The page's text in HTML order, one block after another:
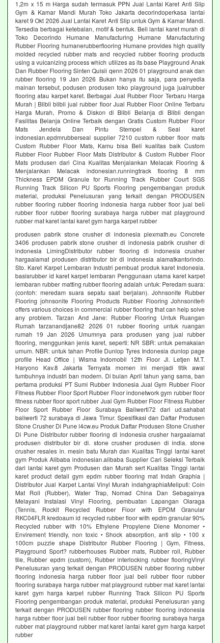
1,2m x 15 m Harga sudah termasuk PPN Jual Lantai Karet Anti Slip
Gym & Kamar Mandi Murah Toko Jakarta decorindoperkasa lantai
karet 9 Okt 2026 Jual Lantai Karet Anti Slip untuk Gym & Kamar Mandi.
Tersedia berbagai ketebalan, motif & bentuk. Beli lantai karet murah di
Toko Decorindo Humane Manufacturing Humane Manufacturing
Rubber Flooring humanerubberflooring Humane provides high quality
molded recycled rubber mats and recycled rubber flooring products
using a vulcanizing process which utilizes as its base Playground Anak
Dan Rubber Flooring Sinten Quisii qenn 2026 01 playground anak dan
rubber flooring 19 Jan 2026 Bukan hanya itu saja, para penyedia
mainan tersebut, podusen produsen toko playground juga jualrubber
flooring atau karpet karet. Berbagai Jual Rubber Floor Terbaru Harga
Murah | Blibli blibli jual rubber floor Jual Rubber Floor Online Terbaru
Harga Murah, Promo & Diskon di Blibli Belanja di Blibli dengan
Fasilitas Belanja Online Terbaik dengan Gratis Custom Rubber Floor
Mats Jendela Dan Pintu Stempel & Seal karet
indonesian.epdmrubberseal supplier 7210 custom rubber floor mats
Custom Rubber Floor Mats, Kamu bisa Beli kualitas baik Custom
Rubber Floor Rubber Floor Mats Distributor & Custom Rubber Floor
Mats produsen dari Cina Kualitas Menjalankan Melacak Flooring &
Menjalankan Melacak indonesian.runningtrack flooring 8 mm
Thickness EPDM Granule for Running Track Rubber Court SGS
Running Track Silicon PU Sports Flooring pengembangan produk
material, produksi Penelusuran yang terkait dengan PRODUSEN
rubber flooring rubber flooring indonesia harga rubber floor jual beli
rubber floor rubber flooring surabaya harga rubber mat playground
rubber mat karet lantai karet gym harga karpet rubber
produsen pabrik stone crusher di indonesia plexmath.eu Concrete
3406 produsen pabrik stone crusher di indonesia pabrik crusher di
indonesia LimingDistributor rubber flooring di indonesia crusher
hargaalamat produsen distributor bir di indonesia alamatkantorindo.
Sto. Karet Karpet Lembaran Industri pembuat produk karet Indonesia.
basisrubber id karet karpet lembaran Penggunaan utama karet karpet
lembaran rubber matting rubber flooring adalah untuk: Peredam suara:
(contoh: meredam suara sepatu saat berjalan). Johnsonite Rubber
Flooring johnsonite Flooring Products Rubber Flooring Johnsonite®
offers various choices in commercial rubber flooring that can help solve
any problem. Tarzan And Jane: Rubber Flooring Untuk Ruangan
Rumah tarzanandjane82 2026 01 rubber flooring untuk ruangan
rumah 19 Jan 2026 Umumnya para produsen yang jual rubber
flooring, menggunkan jenis karet, seperti: NR SBR: untuk pemakaian
umum. NBR: untuk tahan Profile Dunlop Tyres Indonesia dunlop page
profile Head Office | Wisma Indomobil 12th Floor Jl. Letjen M.T.
Haryono Kav.8 Jakarta Ternyata momen ini menjadi titik awal
tumbuhnya industri ban modern. Di bulan April tahun yang sama, ban
pertama produksi PT Sumi Rubber Indonesia Jual Gym Rubber Floor
Fitness Rubber Floor Sport Rubber Floor indonetwork gym rubber floor
fitness rubber floor sport rubber Jual Gym Rubber Floor Fitness Rubber
Floor Sport Rubber Floor Surabaya Baliwerti72 dari ud.sahabat
baliwerti 72 surabaya di Jawa Timur. Spesifikasi dan Daftar Produsen
Stone Crusher Di Pune l4cw.eu Produk Daftar Produsen Stone Crusher
Di Pune Distributor rubber flooring di indonesia crusher hargaalamat
produsen distributor bir di. stone crusher produsen di india. stone
crusher resales in. mesin batu Murah dan Kualitas Tinggi lantai karet
gym Produk Alibaba indonesian.alibaba Supplier Cari Seleksi Terbaik
dari lantai karet gym Produsen dan Murah sert Kualitas Tinggi lantai
karet product detail gym epdm rubber flooring mat Indah Graphia |
Distributor Jual Karpet Lantai Vinyl Murah indahgraphiaMeliputi: Coin
Mat Roll (Rubber), Water Trap, Nomad China Dan Sebagainya
Melayani Instalasi Vinyl Flooring, pembuatan Lapangan Olaraga
(Tennis, Rockit Recycled Rubber Floor with EPDM Granular
RKC04FLR kredoaum id recycled rubber floor with epdm granular 90%
Recycled rubber with 10% Ethylene Propylene Diene Monomer •
Envirement friendly, non toxic • Shock absorption, anti slip • 100 x
100cm puzzle shape Distributor Rubber Flooring | Gym, Fitness,
Playground Sport? rubberhouses Rubber mats, Rubber roll, Rubber
tile, Rubber epdm (custom), Rubber interlocking rubber flooringVinyl
Penelusuran yang terkait dengan PRODUSEN rubber flooring rubber
flooring indonesia harga rubber floor jual beli rubber floor rubber
flooring surabaya harga rubber mat playground rubber mat karet lantai
karet gym harga karpet rubber Running Track Silicon PU Sports
Flooring pengembangan produk material, produksi Penelusuran yang
terkait dengan PRODUSEN rubber flooring rubber flooring indonesia
harga rubber floor jual beli rubber floor rubber flooring surabaya harga
rubber mat playground rubber mat karet lantai karet gym harga karpet
rubber